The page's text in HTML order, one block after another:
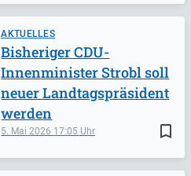
AKTUELLES
bookmark_border
5. Mai 2026 17:05
Bisheriger CDU-
Innenminister Strobl soll
neuer Landtagspräsident
werden